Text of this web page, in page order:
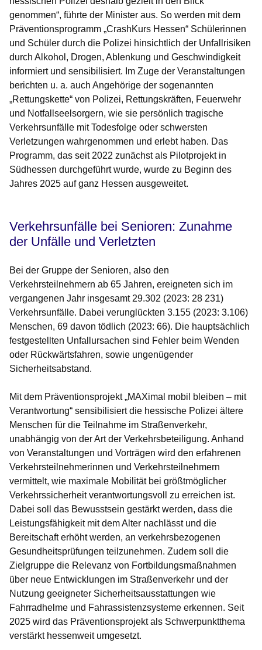
genommen“, führte der Minister aus. So werden mit dem
Präventionsprogramm „CrashKurs Hessen“ Schülerinnen
und Schüler durch die Polizei hinsichtlich der Unfallrisiken
durch Alkohol, Drogen, Ablenkung und Geschwindigkeit
informiert und sensibilisiert. Im Zuge der Veranstaltungen
berichten u. a. auch Angehörige der sogenannten
„Rettungskette“ von Polizei, Rettungskräften, Feuerwehr
und Notfallseelsorgern, wie sie persönlich tragische
Verkehrsunfälle mit Todesfolge oder schwersten
Verletzungen wahrgenommen und erlebt haben. Das
Programm, das seit 2022 zunächst als Pilotprojekt in
Südhessen durchgeführt wurde, wurde zu Beginn des
Jahres 2025 auf ganz Hessen ausgeweitet.
Verkehrsunfälle bei Senioren: Zunahme
der Unfälle und Verletzten
Bei der Gruppe der Senioren, also den
Verkehrsteilnehmern ab 65 Jahren, ereigneten sich im
vergangenen Jahr insgesamt 29.302 (2023: 28 231)
Verkehrsunfälle. Dabei verunglückten 3.155 (2023: 3.106)
Menschen, 69 davon tödlich (2023: 66). Die hauptsächlich
festgestellten Unfallursachen sind Fehler beim Wenden
oder Rückwärtsfahren, sowie ungenügender
Sicherheitsabstand.
Mit dem Präventionsprojekt „MAXimal mobil bleiben – mit
Verantwortung“ sensibilisiert die hessische Polizei ältere
Menschen für die Teilnahme im Straßenverkehr,
unabhängig von der Art der Verkehrsbeteiligung. Anhand
von Veranstaltungen und Vorträgen wird den erfahrenen
Verkehrsteilnehmerinnen und Verkehrsteilnehmern
vermittelt, wie maximale Mobilität bei größtmöglicher
Verkehrssicherheit verantwortungsvoll zu erreichen ist.
Dabei soll das Bewusstsein gestärkt werden, dass die
Leistungsfähigkeit mit dem Alter nachlässt und die
Bereitschaft erhöht werden, an verkehrsbezogenen
Gesundheitsprüfungen teilzunehmen. Zudem soll die
Zielgruppe die Relevanz von Fortbildungsmaßnahmen
über neue Entwicklungen im Straßenverkehr und der
Nutzung geeigneter Sicherheitsausstattungen wie
Fahrradhelme und Fahrassistenzsysteme erkennen. Seit
2025 wird das Präventionsprojekt als Schwerpunktthema
verstärkt hessenweit umgesetzt.